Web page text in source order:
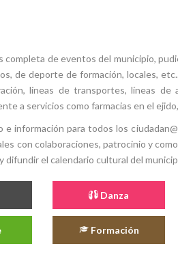
completa de eventos del municipio,
de deporte de formación, locales,
líneas de transportes, líneas
a servicios como farmacias en el
información para todos los
con colaboraciones, patrocinio y
difundir el calendario cultural del
Danza
Formación